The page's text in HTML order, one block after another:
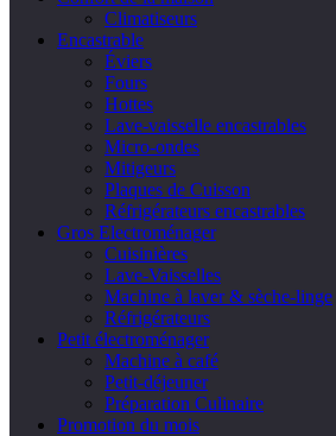
Climatiseurs
Encastrable
Éviers
Fours
Hottes
Lave-vaisselle encastrables
Micro-ondes
Mitigeurs
Plaques de Cuisson
Réfrigérateurs encastrables
Gros Electroménager
Cuisinières
Lave-Vaisselles
Machine à laver & sèche-linge
Réfrigérateurs
Petit électroménager
Machine à café
Petit-déjeuner
Préparation Culinaire
Promotion du mois